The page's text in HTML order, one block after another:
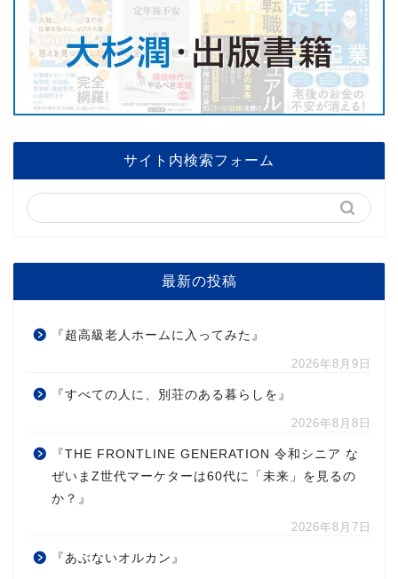
サイト内検索フォーム
最新の投稿
『超高級老人ホームに入ってみた』
2026年8月9日
『すべての人に、別荘のある暮らしを』
2026年8月8日
『THE FRONTLINE GENERATION 令和シニア な
ぜいまZ世代マーケターは60代に「未来」を見るの
か？』
2026年8月7日
『あぶないオルカン』